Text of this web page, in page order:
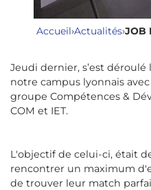
Accueil›Actualités›JOB
Jeudi dernier, s’est
notre campus lyonnais
groupe Compétences &
COM et IET.
L'objectif de celui-ci, était
rencontrer un maximum
de trouver leur match